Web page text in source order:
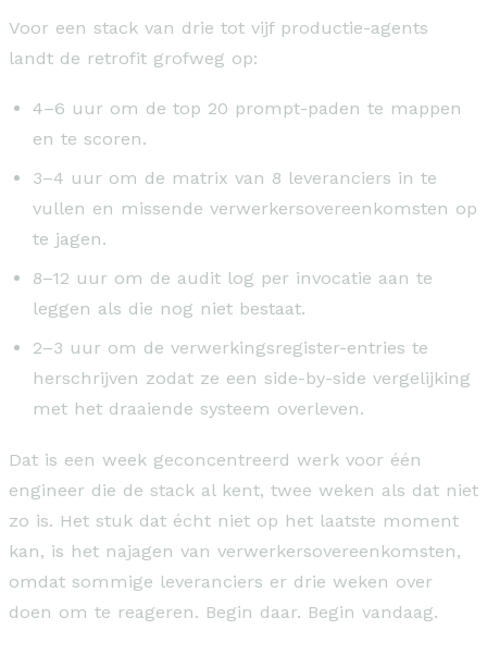
Voor een stack van drie tot vijf productie-agents
landt de retrofit grofweg op:
4–6 uur om de top 20 prompt-paden te mappen
en te scoren.
3–4 uur om de matrix van 8 leveranciers in te
vullen en missende verwerkersovereenkomsten op
te jagen.
8–12 uur om de audit log per invocatie aan te
leggen als die nog niet bestaat.
2–3 uur om de verwerkingsregister-entries te
herschrijven zodat ze een side-by-side vergelijking
met het draaiende systeem overleven.
Dat is een week geconcentreerd werk voor één
engineer die de stack al kent, twee weken als dat niet
zo is. Het stuk dat écht niet op het laatste moment
kan, is het najagen van verwerkersovereenkomsten,
omdat sommige leveranciers er drie weken over
doen om te reageren. Begin daar. Begin vandaag.